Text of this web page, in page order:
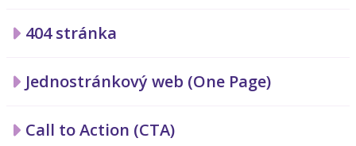
404 stránka
Jednostránkový web (One Page)
Call to Action (CTA)